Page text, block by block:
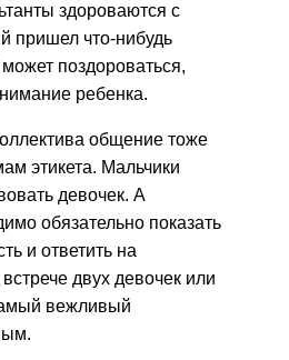
здороваются с
пришел что-нибудь
поздороваться,
ребенка.
общение тоже
этикета. Мальчики
девочек. А
обязательно показать
и ответить на
двух девочек или
вежливый